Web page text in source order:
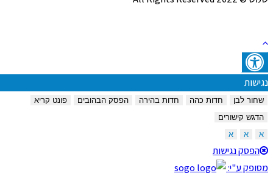
נגישות
שחור לבן חדות כהה חדות בהירה הפסק הבהובים
פונט קריא
הדגש קישורים
הפסק נגישות
מסופק ע"י: